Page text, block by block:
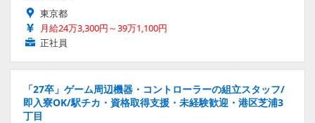
東京都
月給24万3,300円～39万1,100円
正社員
「27卒」ゲーム周辺機器・コントローラーの組立スタッフ/
即入寮OK/駅チカ・資格取得支援・未経験歓迎・港区芝浦3
丁目